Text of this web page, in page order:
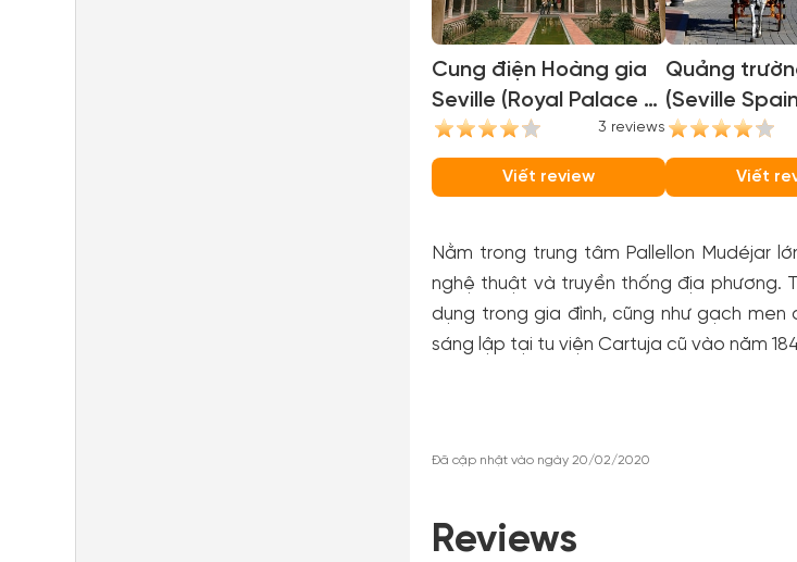
Cung điện Hoàng gia
Seville (Royal Palace of
Seville)
3 reviews
Viết review
Quảng
(Seville
Viết
Nằm trong trung tâm Pallellon Mudéjar
nghệ thuật và truyền thống địa phương.
dụng trong gia đình, cũng như gạch
sáng lập tại tu viện Cartuja cũ vào năm
Đã cập nhật vào ngày 20/02/2020
Reviews